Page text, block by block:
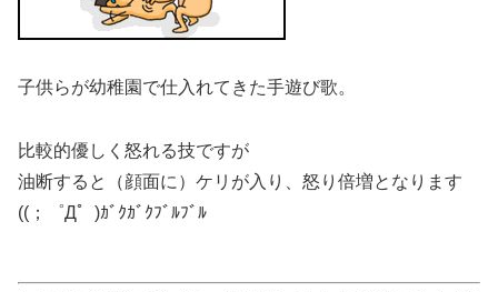
子供らが幼稚園で仕入れてきた手遊び歌。
比較的優しく怒れる技ですが
油断すると（顔面に）ケリが入り、怒り倍増となります
((；゜Д゜)ｶﾞｸｶﾞｸﾌﾞﾙﾌﾞﾙ